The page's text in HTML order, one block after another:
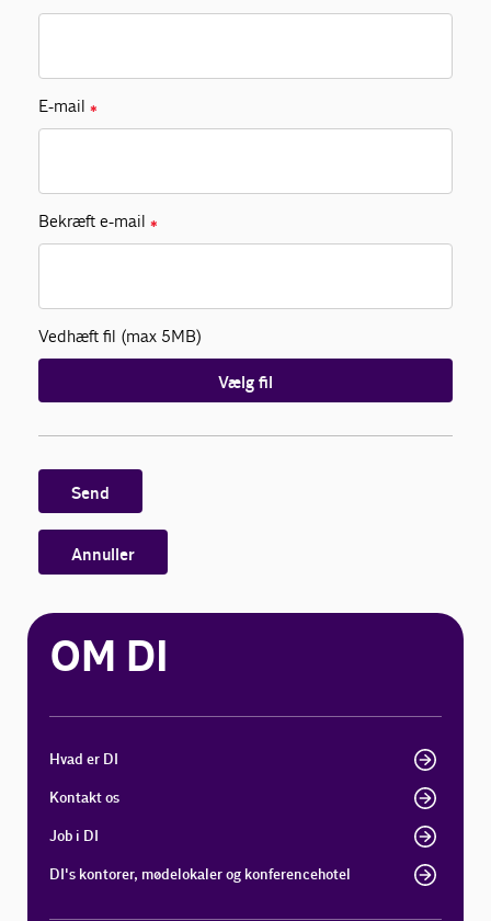
E-mail ✱
Bekræft e-mail ✱
Vedhæft fil (max 5MB)
Vælg fil
Send
Annuller
OM DI
Hvad er DI
Kontakt os
Job i DI
DI's kontorer, mødelokaler og konferencehotel